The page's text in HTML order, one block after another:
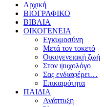
Αρχική
ΒΙΟΓΡΑΦΙΚΟ
ΒΙΒΛΙΑ
ΟΙΚΟΓΕΝΕΙΑ
Εγκυμοσύνη
Μετά τον τοκετό
Οικογενειακή ζωή
Στον ψυχολόγο
Σας ενδιαφέρει…
Επικαιρότητα
ΠΑΙΔΙΑ
Ανάπτυξη